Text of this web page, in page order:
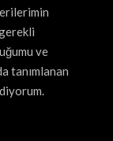
ve
tanımlanan